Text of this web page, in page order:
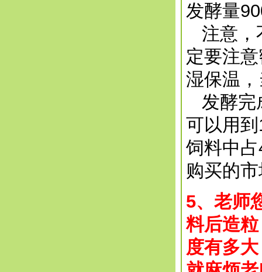
发酵量
注意，
定要注
湿保温
发酵完
可以用
饲料中
购买的
5、老师
料后造
度有多